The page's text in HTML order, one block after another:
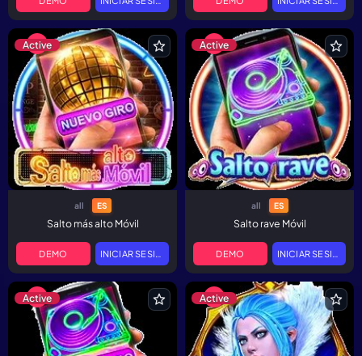
Active
all ES
Salto más alto Móvil
DEMO INICIAR SESIÓN
Active
all ES
Salto rave Móvil
DEMO INICIAR SESIÓN
Active Active